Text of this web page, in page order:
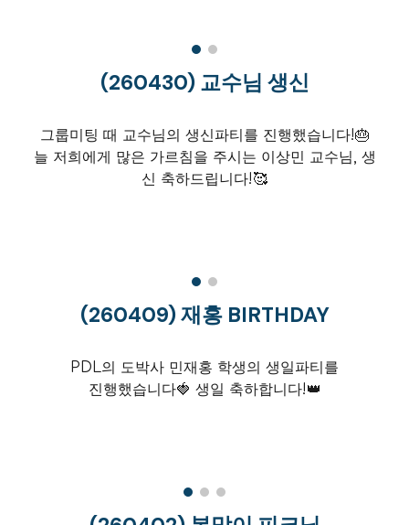
(260430) 교수님 생신
그룹미팅 때 교수님의 생신파티를 진행했습니다!🎂
늘 저희에게 많은 가르침을 주시는 이상민 교수님, 생
신 축하드립니다!🥰
(260409) 재홍 BIRTHDAY
PDL의 도박사 민재홍 학생의 생일파티를
진행했습니다🍓 생일 축하합니다!👑